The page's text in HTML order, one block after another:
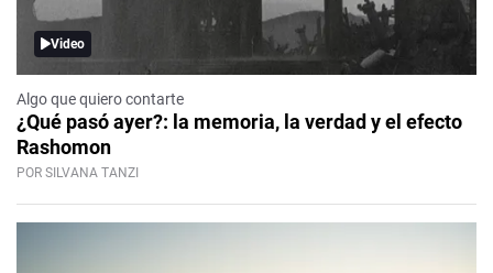
Video
Algo que quiero contarte
¿Qué pasó ayer?: la memoria, la verdad y el efecto
Rashomon
POR SILVANA TANZI